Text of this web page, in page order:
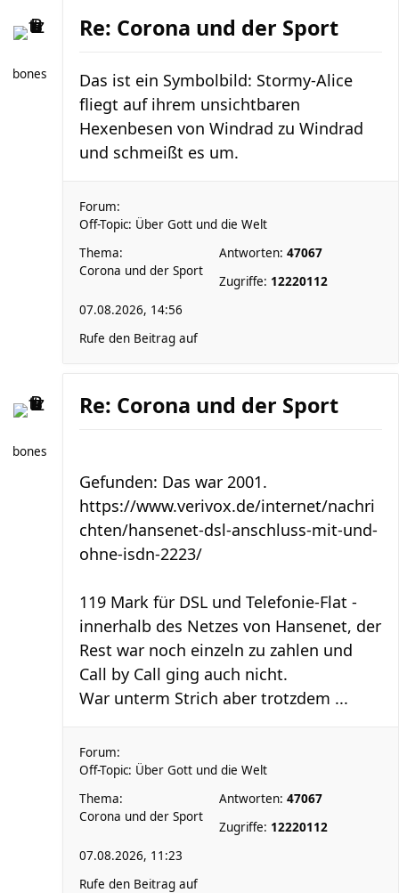
bones
Re: Corona und der Sport
Das ist ein Symbolbild: Stormy-Alice
fliegt auf ihrem unsichtbaren
Hexenbesen von Windrad zu Windrad
und schmeißt es um.
Forum:
Off-Topic: Über Gott und die Welt
Thema:
Corona und der Sport
Antworten: 47067
Zugriffe: 12220112
07.08.2026, 14:56
Rufe den Beitrag auf
bones
Re: Corona und der Sport
Gefunden: Das war 2001.
https://www.verivox.de/internet/nachri
chten/hansenet-dsl-anschluss-mit-und-
ohne-isdn-2223/
119 Mark für DSL und Telefonie-Flat -
innerhalb des Netzes von Hansenet, der
Rest war noch einzeln zu zahlen und
Call by Call ging auch nicht.
War unterm Strich aber trotzdem ...
Forum:
Off-Topic: Über Gott und die Welt
Thema:
Corona und der Sport
Antworten: 47067
Zugriffe: 12220112
07.08.2026, 11:23
Rufe den Beitrag auf